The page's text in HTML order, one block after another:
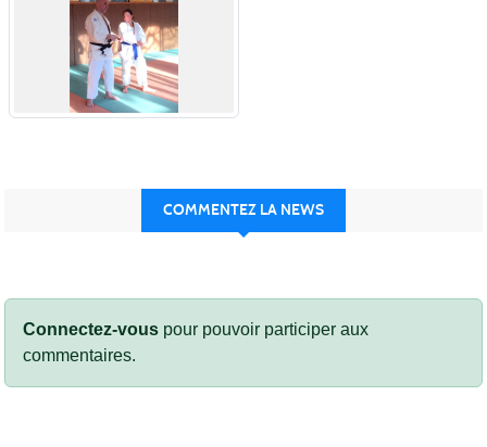
COMMENTEZ LA NEWS
Connectez-vous pour pouvoir participer aux
commentaires.